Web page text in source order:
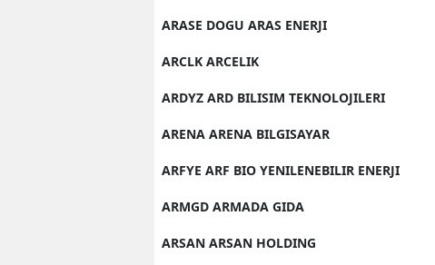
ARASE DOGU ARAS ENERJI
ARCLK ARCELIK
ARDYZ ARD BILISIM TEKNOLOJILERI
ARENA ARENA BILGISAYAR
ARFYE ARF BIO YENILENEBILIR ENERJI
ARMGD ARMADA GIDA
ARSAN ARSAN HOLDING